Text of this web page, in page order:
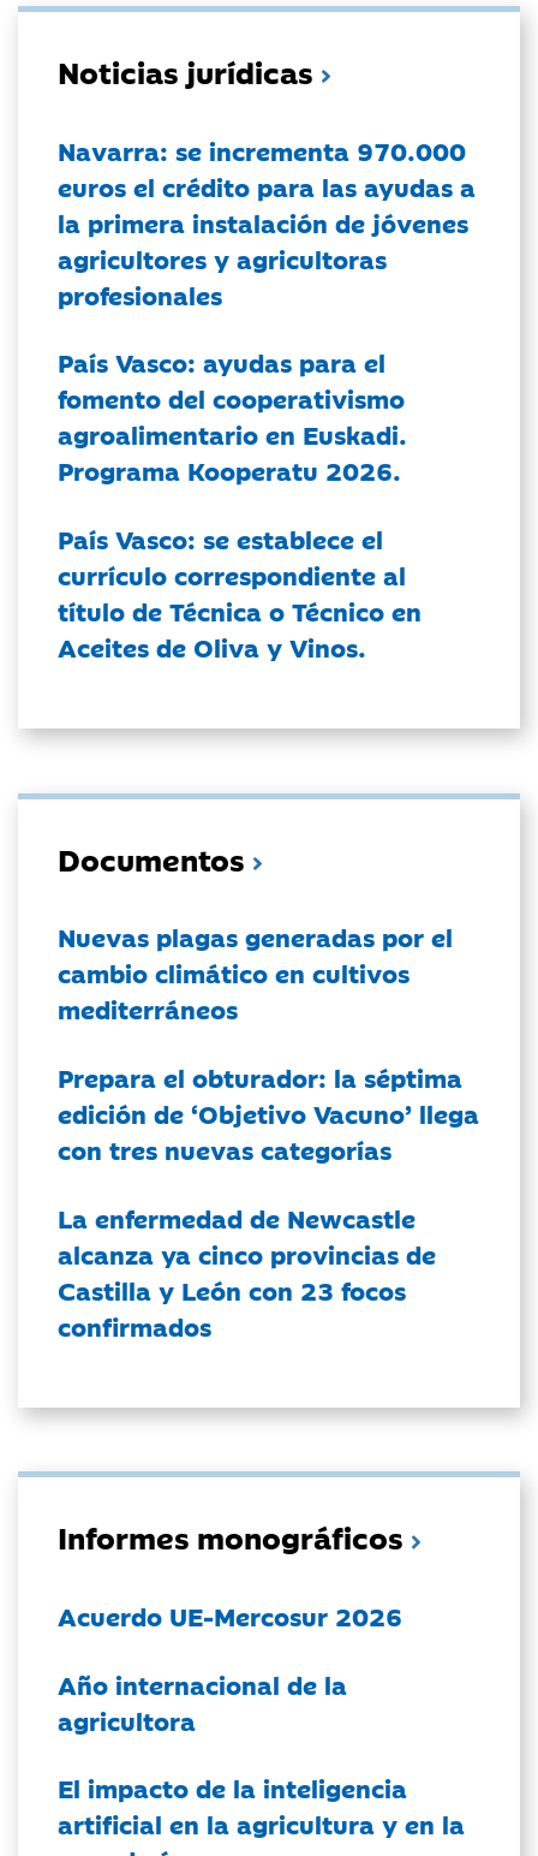
Noticias jurídicas
Navarra: se incrementa 970.000
euros el crédito para las ayudas a
la primera instalación de jóvenes
agricultores y agricultoras
profesionales
País Vasco: ayudas para el
fomento del cooperativismo
agroalimentario en Euskadi.
Programa Kooperatu 2026.
País Vasco: se establece el
currículo correspondiente al
título de Técnica o Técnico en
Aceites de Oliva y Vinos.
Documentos
Nuevas plagas generadas por el
cambio climático en cultivos
mediterráneos
Prepara el obturador: la séptima
edición de ‘Objetivo Vacuno’ llega
con tres nuevas categorías
La enfermedad de Newcastle
alcanza ya cinco provincias de
Castilla y León con 23 focos
confirmados
Informes monográficos
Acuerdo UE-Mercosur 2026
Año internacional de la
agricultora
El impacto de la inteligencia
artificial en la agricultura y en la